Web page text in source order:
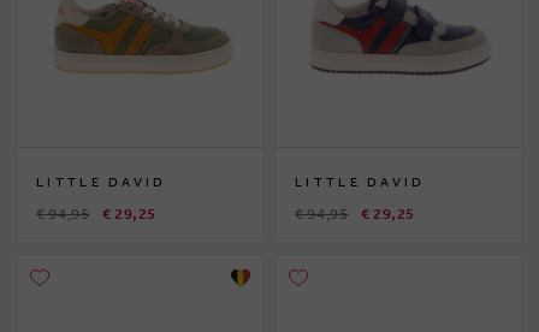
LITTLE DAVID
€ 94,95 € 29,25
LITTLE DAVID
€ 94,95 € 29,25